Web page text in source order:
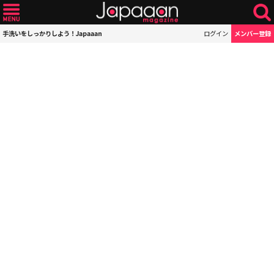
手洗いをしっかりしよう！Japaaan ログイン メンバー登録